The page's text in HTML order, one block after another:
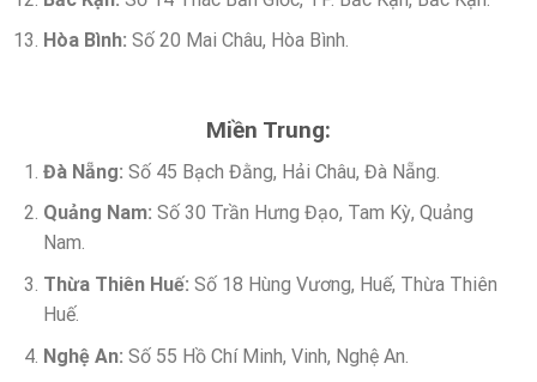
Hòa Bình: Số 20 Mai Châu, Hòa Bình.
Miền Trung:
Đà Nẵng: Số 45 Bạch Đằng, Hải Châu, Đà Nẵng.
Quảng Nam: Số 30 Trần Hưng Đạo, Tam Kỳ, Quảng
Nam.
Thừa Thiên Huế: Số 18 Hùng Vương, Huế, Thừa Thiên
Huế.
Nghệ An: Số 55 Hồ Chí Minh, Vinh, Nghệ An.